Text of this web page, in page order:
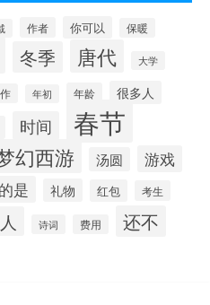
作者 你可以 保暖
冬季 唐代 大学
年初 年龄 很多人
时间 春节
幻西游 汤圆 游戏
的是 礼物 红包 考生
诗词 费用 还不